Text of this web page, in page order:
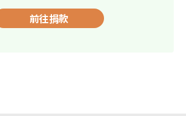
前往捐款